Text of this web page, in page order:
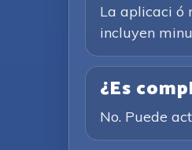
La aplicaci ó
incluyen
¿Es
No. Puede